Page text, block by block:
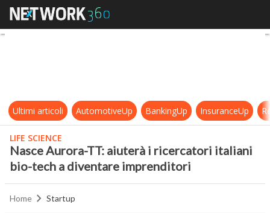
Nasce Aurora-TT: aiuterà i
Ultimi articoli AutomotiveUp BankingUp InsuranceUp
LIFE SCIENCE
Nasce Aurora-TT: aiuterà i ricercatori italiani
bio-tech a diventare imprenditori
Home Startup